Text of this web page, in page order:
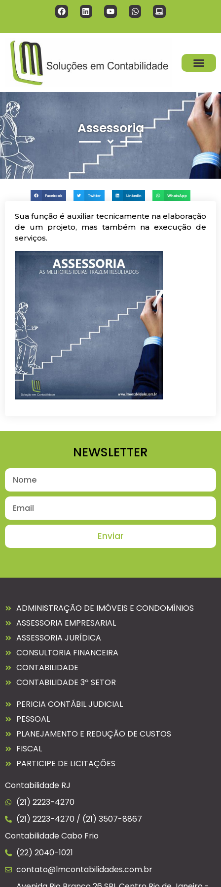
Assessoria
Facebook Twitter LinkedIn WhatsApp
Sua função é auxiliar tecnicamente na elaboração
de um projeto, mas também na execução de
serviços.
NEWSLETTER
Enviar
ADMINISTRAÇÃO DE IMÓVEIS E CONDOMÍNIOS
ASSESSORIA EMPRESARIAL
ASSESSORIA JURÍDICA
CONSULTORIA FINANCEIRA
CONTABILIDADE
CONTABILIDADE 3º SETOR
PERICIA CONTÁBIL JUDICIAL
PESSOAL
PLANEJAMENTO E REDUÇÃO DE CUSTOS
FISCAL
PARTICIPE DE LICITAÇÕES
Contabilidade RJ
(21) 2223-4270
(21) 2223-4270 / (21) 3507-8867
Contabilidade Cabo Frio
(22) 2040-1021
contato@lmcontabilidades.com.br